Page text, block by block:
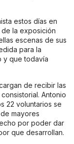
estos días en
de la exposición
escenas de sus
para la
y que todavía
de recibir las
Antonio
22 voluntarios se
mayores
por poder dar
que desarrollan.